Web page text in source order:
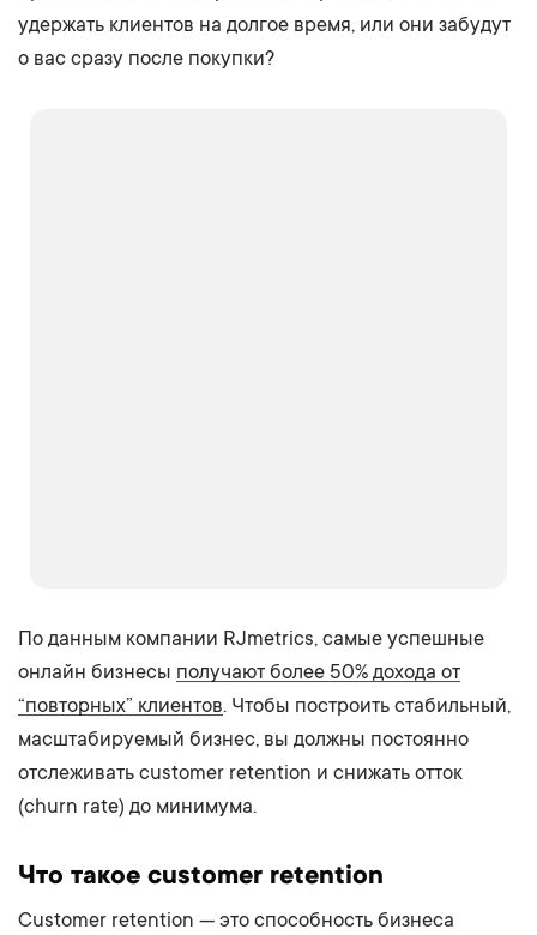
удержать клиентов на долгое время, или они забудут
о вас сразу после покупки?
По данным компании RJmetrics, самые успешные
онлайн бизнесы получают более 50% дохода от
“повторных” клиентов. Чтобы построить стабильный,
масштабируемый бизнес, вы должны постоянно
отслеживать customer retention и снижать отток
(churn rate) до минимума.
Что такое customer retention
Customer retention — это способность бизнеса